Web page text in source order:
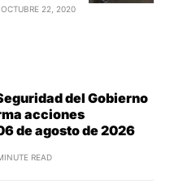
OCTUBRE 22, 2020
del Gobierno
acciones
de agosto de 2026
READ